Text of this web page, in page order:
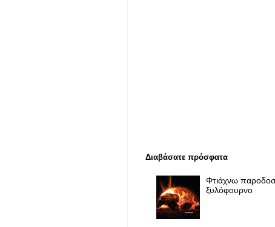
Διαβάσατε πρόσφατα
Φτιάχνω
ξυλόφουρνο